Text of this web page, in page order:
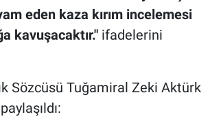
eden kaza kırım incelemesi
kavuşacaktır."ifadelerini
Sözcüsü Tuğamiral Zeki Aktürk